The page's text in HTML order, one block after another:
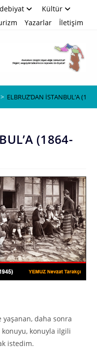
Kültür
Yazarlar İletişim
> ELBRUZ’DAN İSTANBUL’A
(1864-
yaşanan, daha sonra
konuyla ilgili
istedim.